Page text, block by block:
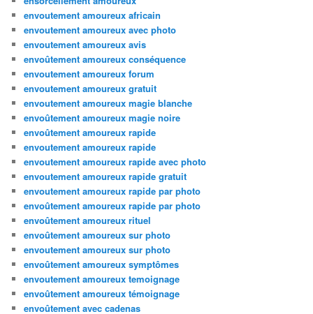
envoutement amoureux africain
envoutement amoureux avec photo
envoutement amoureux avis
envoûtement amoureux conséquence
envoutement amoureux forum
envoutement amoureux gratuit
envoutement amoureux magie blanche
envoûtement amoureux magie noire
envoûtement amoureux rapide
envoutement amoureux rapide
envoutement amoureux rapide avec photo
envoutement amoureux rapide gratuit
envoutement amoureux rapide par photo
envoûtement amoureux rapide par photo
envoûtement amoureux rituel
envoûtement amoureux sur photo
envoutement amoureux sur photo
envoûtement amoureux symptômes
envoutement amoureux temoignage
envoûtement amoureux témoignage
envoûtement avec cadenas